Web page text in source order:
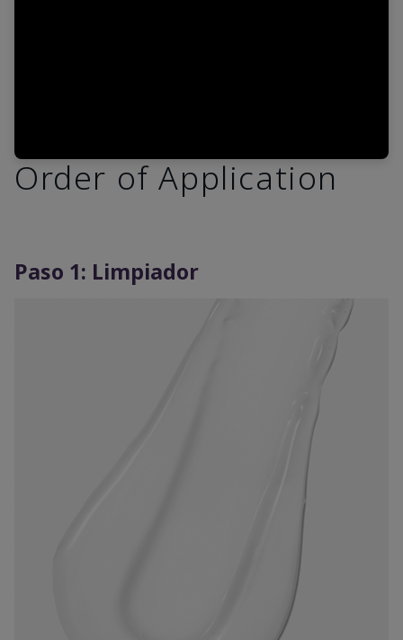
Order of Application
Paso 1: Limpiador